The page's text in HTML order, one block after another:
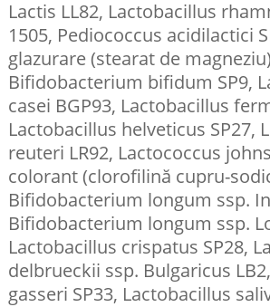
Lactis LL82, Lactobacillus
1505, Pediococcus acidilactici
glazurare (stearat de
Bifidobacterium bifidum SP9,
casei BGP93, Lactobacillus
Lactobacillus helveticus SP27,
reuteri LR92, Lactococcus
colorant (clorofilină cupru-
Bifidobacterium longum ssp.
Bifidobacterium longum ssp.
Lactobacillus crispatus SP28,
delbrueckii ssp. Bulgaricus
gasseri SP33, Lactobacillus